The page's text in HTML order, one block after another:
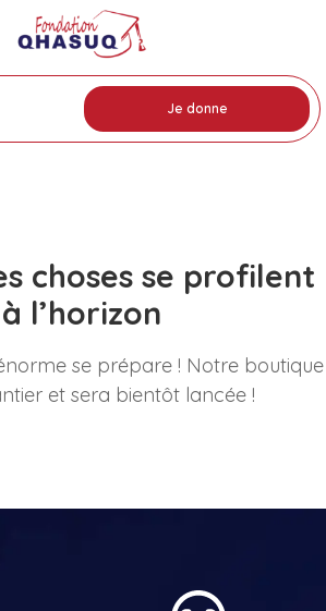
Je donne
choses se profilent
à l’horizon
se prépare ! Notre boutique
et sera bientôt lancée !